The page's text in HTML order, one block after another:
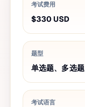
考试费用
$330 USD
题型
单选题、多选题
考试语言